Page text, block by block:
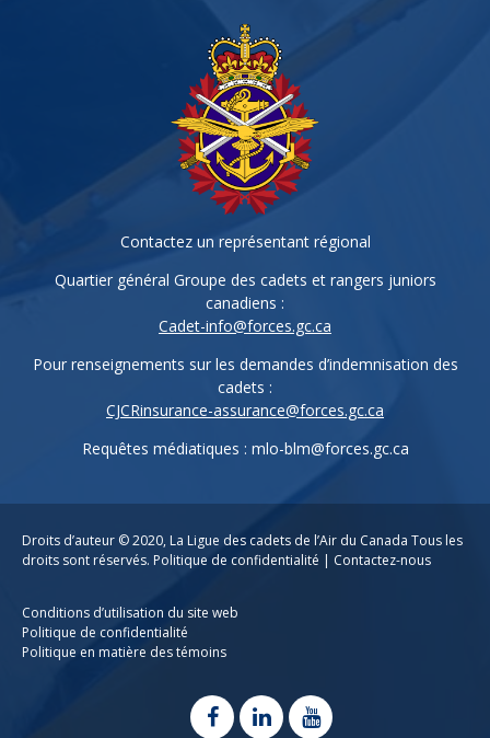
Contactez un représentant régional
Quartier général Groupe des cadets et rangers juniors
canadiens :
Cadet-info@forces.gc.ca
Pour renseignements sur les demandes d’indemnisation des
cadets :
CJCRinsurance-assurance@forces.gc.ca
Requêtes médiatiques : mlo-blm@forces.gc.ca
Droits d’auteur © 2020, La Ligue des cadets de l’Air du Canada Tous les
droits sont réservés. Politique de confidentialité | Contactez-nous
Conditions d’utilisation du site web
Politique de confidentialité
Politique en matière des témoins
facebook
linkedinyoutube